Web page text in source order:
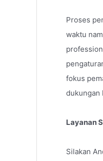
Proses
waktu
fokus
dukungan
Layanan
Silakan